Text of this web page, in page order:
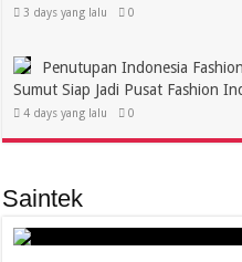
3 days yang lalu 0
Penutupan Indonesia
Sumut Siap Jadi Pusat Fashion
4 days yang lalu 0
Saintek